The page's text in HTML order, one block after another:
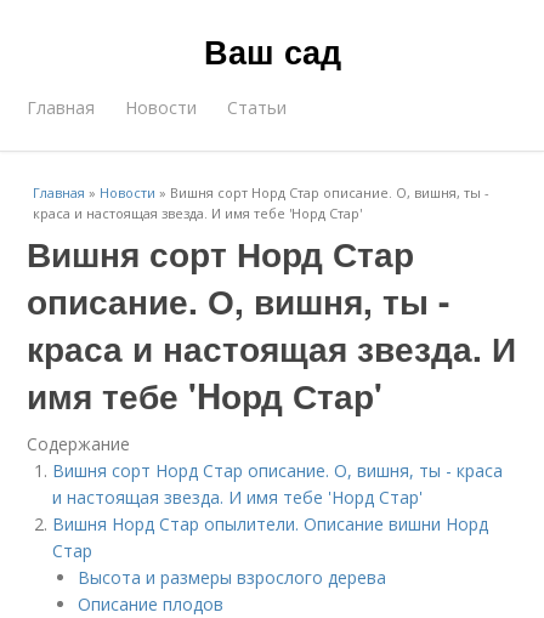
Ваш сад
Главная Новости Статьи
Главная » Новости » Вишня сорт Норд Стар описание. О, вишня, ты -
краса и настоящая звезда. И имя тебе 'Hорд Стар'
Вишня сорт Норд Стар
описание. О, вишня, ты -
краса и настоящая звезда. И
имя тебе 'Hорд Стар'
Содержание
Вишня сорт Норд Стар описание. О, вишня, ты - краса
и настоящая звезда. И имя тебе 'Hорд Стар'
Вишня Норд Стар опылители. Описание вишни Норд
Стар
Высота и размеры взрослого дерева
Описание плодов